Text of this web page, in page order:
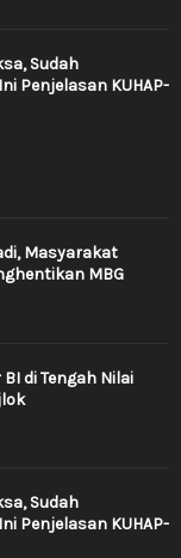
Sudah
Penjelasan KUHAP-
Masyarakat
MBG
di Tengah Nilai
Sudah
Penjelasan KUHAP-